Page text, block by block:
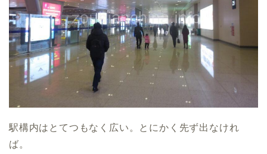
駅構内はとてつもなく広い。とにかく先ず出なけれ
ば。